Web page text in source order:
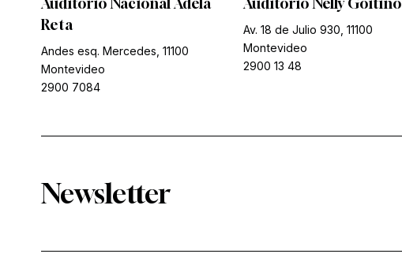
Reta
Andes esq. Mercedes, 11100
Montevideo
2900 7084
Av. 18 de Julio 930, 11100
Montevideo
2900 13 48
Newsletter